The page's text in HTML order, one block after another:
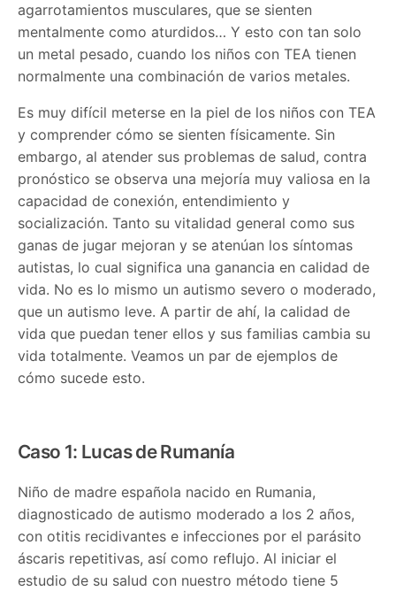
agarrotamientos musculares, que se sienten
mentalmente como aturdidos… Y esto con tan solo
un metal pesado, cuando los niños con TEA tienen
normalmente una combinación de varios metales.
Es muy difícil meterse en la piel de los niños con TEA
y comprender cómo se sienten físicamente. Sin
embargo, al atender sus problemas de salud, contra
pronóstico se observa una mejoría muy valiosa en la
capacidad de conexión, entendimiento y
socialización. Tanto su vitalidad general como sus
ganas de jugar mejoran y se atenúan los síntomas
autistas, lo cual significa una ganancia en calidad de
vida. No es lo mismo un autismo severo o moderado,
que un autismo leve. A partir de ahí, la calidad de
vida que puedan tener ellos y sus familias cambia su
vida totalmente. Veamos un par de ejemplos de
cómo sucede esto.
Caso 1: Lucas de Rumanía
Niño de madre española nacido en Rumania,
diagnosticado de autismo moderado a los 2 años,
con otitis recidivantes e infecciones por el parásito
áscaris repetitivas, así como reflujo. Al iniciar el
estudio de su salud con nuestro método tiene 5